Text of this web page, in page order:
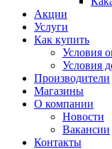
Акции
Услуги
Как купить
Условия
Условия
Производители
Магазины
О компании
Новости
Вакансии
Контакты